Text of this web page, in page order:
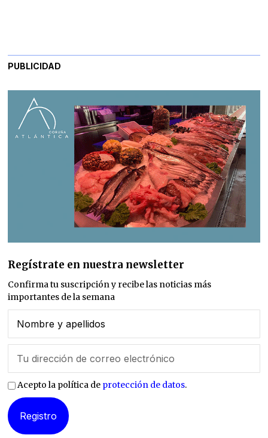
PUBLICIDAD
Regístrate en nuestra newsletter
Confirma tu suscripción y recibe las noticias más
importantes de la semana
Acepto la política de protección de datos.